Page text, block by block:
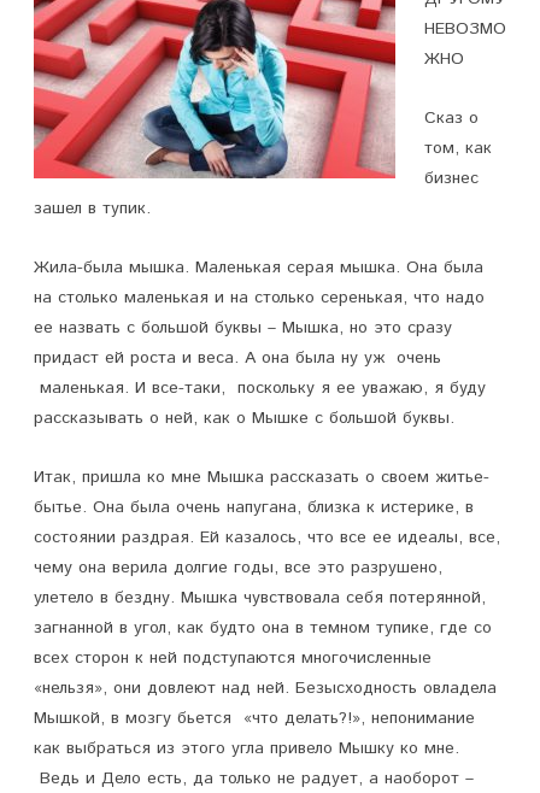
п
и
-
Р
У
О
У
Е
В
З
НЕВОЗМО
ЖНО
Сказ о
том, как
бизнес
зашел в тупик.
Жила-была мышка. Маленькая серая мышка. Она была
на столько маленькая и на столько серенькая, что надо
ее назвать с большой буквы – Мышка, но это сразу
придаст ей роста и веса. А она была ну уж очень
маленькая. И все-таки, поскольку я ее уважаю, я буду
рассказывать о ней, как о Мышке с большой буквы.
Итак, пришла ко мне Мышка рассказать о своем житье-
бытье. Она была очень напугана, близка к истерике, в
состоянии раздрая. Ей казалось, что все ее идеалы, все,
чему она верила долгие годы, все это разрушено,
улетело в бездну. Мышка чувствовала себя потерянной,
загнанной в угол, как будто она в темном тупике, где со
всех сторон к ней подступаются многочисленные
«нельзя», они довлеют над ней. Безысходность овладела
Мышкой, в мозгу бьется «что делать?!», непонимание
как выбраться из этого угла привело Мышку ко мне.
Ведь и Дело есть, да только не радует, а наоборот –